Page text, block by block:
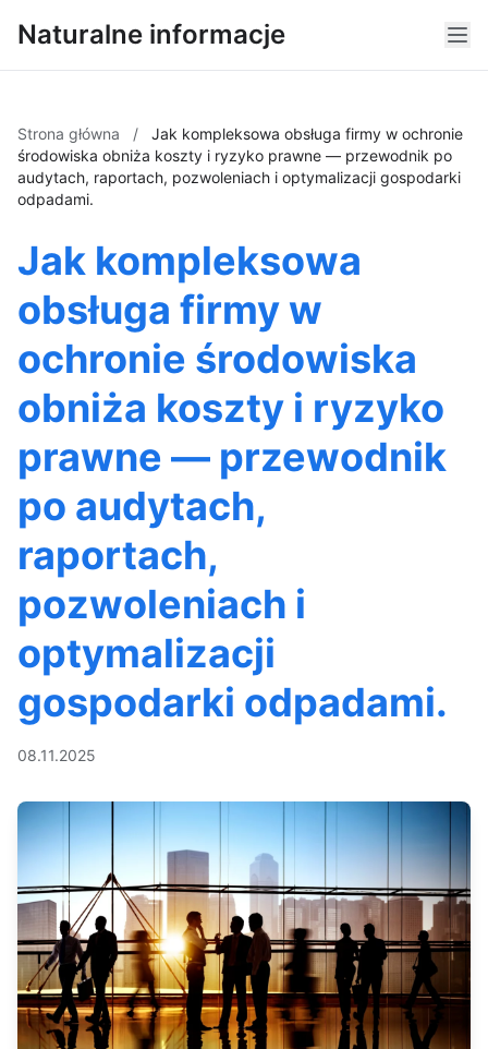
Naturalne informacje
Strona główna /
Jak kompleksowa obsługa firmy w ochronie
środowiska obniża koszty i ryzyko prawne — przewodnik po
audytach, raportach, pozwoleniach i optymalizacji gospodarki
odpadami.
Jak kompleksowa
obsługa firmy w
ochronie środowiska
obniża koszty i ryzyko
prawne — przewodnik
po audytach,
raportach,
pozwoleniach i
optymalizacji
gospodarki odpadami.
08.11.2025